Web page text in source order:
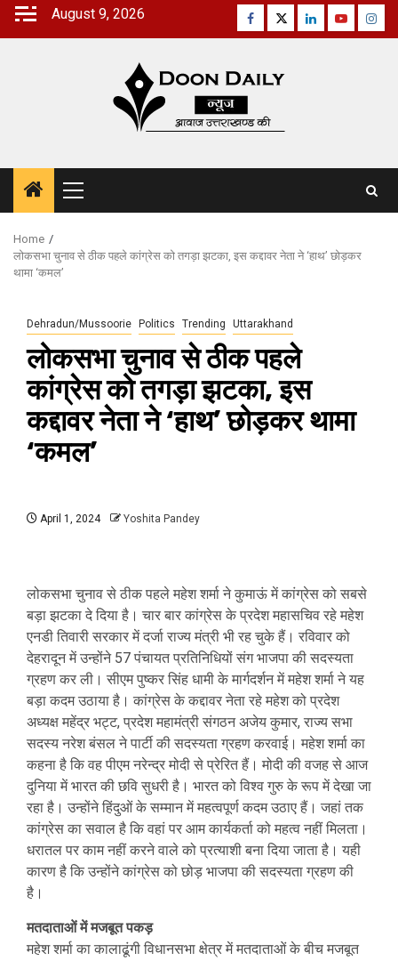
Skip
August 9, 2026 Facebook
TwitterLinkedinYoutube
Primary
Menu
Home
लोकसभा चुनाव से ठीक पहले कांग्रेस को तगड़ा झटका, इस कद्दावर नेता ने ‘हाथ’ छोड़कर
थामा ‘कमल’
Dehradun/Mussoorie Politics Trending Uttarakhand
लोकसभा चुनाव से ठीक पहले
कांग्रेस को तगड़ा झटका, इस
कद्दावर नेता ने ‘हाथ’ छोड़कर थामा
‘कमल’
April 1, 2024 Yoshita Pandey
लोकसभा चुनाव से ठीक पहले महेश शर्मा ने कुमाऊं में कांग्रेस को सबसे
बड़ा झटका दे दिया है। चार बार कांग्रेस के प्रदेश महासचिव रहे महेश
एनडी तिवारी सरकार में दर्जा राज्य मंत्री भी रह चुके हैं। रविवार को
देहरादून में उन्होंने 57 पंचायत प्रतिनिधियों संग भाजपा की सदस्यता
ग्रहण कर ली। सीएम पुष्कर सिंह धामी के मार्गदर्शन में महेश शर्मा ने यह
बड़ा कदम उठाया है। कांग्रेस के कद्दावर नेता रहे महेश को प्रदेश
अध्यक्ष महेंद्र भट्ट, प्रदेश महामंत्री संगठन अजेय कुमार, राज्य सभा
सदस्य नरेश बंसल ने पार्टी की सदस्यता ग्रहण करवाई। महेश शर्मा का
कहना है कि वह पीएम नरेन्द्र मोदी से प्रेरित हैं। मोदी की वजह से आज
दुनिया में भारत की छवि सुधरी है। भारत को विश्व गुरु के रूप में देखा जा
रहा है। उन्होंने हिंदुओं के सम्मान में महत्वपूर्ण कदम उठाए हैं। जहां तक
कांग्रेस का सवाल है कि वहां पर आम कार्यकर्ता को महत्व नहीं मिलता।
धरातल पर काम नहीं करने वाले को प्रत्याशी बना दिया जाता है। यही
कारण है कि उन्होंने कांग्रेस को छोड़ भाजपा की सदस्यता ग्रहण की
है।
मतदाताओं में मजबूत पकड़
महेश शर्मा का कालाढूंगी विधानसभा क्षेत्र में मतदाताओं के बीच मजबूत